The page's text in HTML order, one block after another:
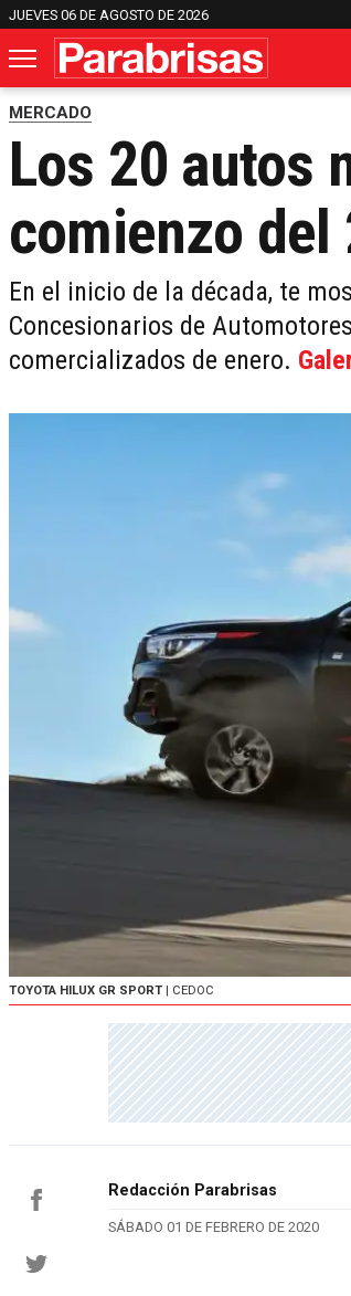
JUEVES 06 DE AGOSTO DE 2026
MERCADO
Los 20 autos
comienzo del
En el inicio de la década, te
Concesionarios de
comercializados de enero.
TOYOTA HILUX GR SPORT | CEDOC
Redacción Parabrisas
SÁBADO 01 DE FEBRERO DE 2020